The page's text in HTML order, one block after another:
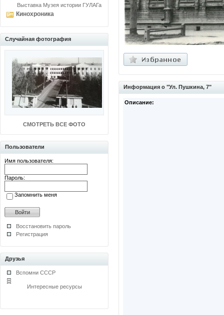
Выставка Музея истории ГУЛАГа
Кинохроника
Случайная фотография
СМОТРЕТЬ ВСЕ ФОТО
Пользователи
Имя пользователя:
Пароль:
Запомнить меня
Восстановить пароль
Регистрация
Друзья
Вспомни СССР
Интересные ресурсы
Информация о "Ул. Пушкина, 7"
Описание: